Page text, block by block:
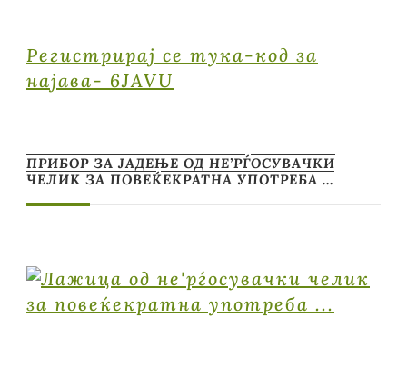
Регистрирај се тука-код за
најава- 6JAVU
ПРИБОР ЗА ЈАДЕЊЕ ОД НЕ’РЃОСУВАЧКИ
ЧЕЛИК ЗА ПОВЕЌЕКРАТНА УПОТРЕБА …